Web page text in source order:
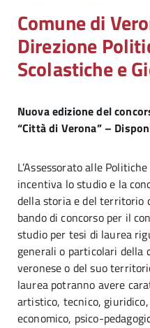
Comune di
Direzione
Scolastiche e
Nuova edizione del
“Città di Verona” –
L’Assessorato alle
incentiva lo studio e la
della storia e del territorio
bando di concorso per il
studio per tesi di laurea
generali o particolari della
veronese o del suo
laurea potranno avere
artistico, tecnico,
economico, psico-